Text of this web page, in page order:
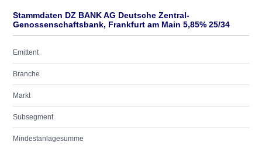
Stammdaten DZ BANK AG Deutsche Zentral-
Genossenschaftsbank, Frankfurt am Main 5,85% 25/34
Emittent
Branche
Markt
Subsegment
Mindestanlagesumme